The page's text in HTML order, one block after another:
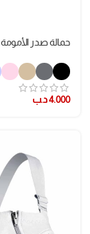
حمالة صدر
4.000د.ب